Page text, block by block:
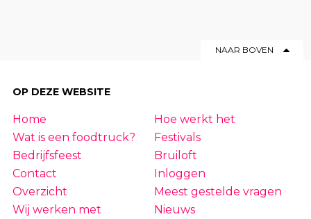
NAAR BOVEN
OP DEZE WEBSITE
Home
Hoe werkt het
Wat is een foodtruck?
Festivals
Bedrijfsfeest
Bruiloft
Contact
Inloggen
Overzicht
Meest gestelde vragen
Wij werken met
Nieuws